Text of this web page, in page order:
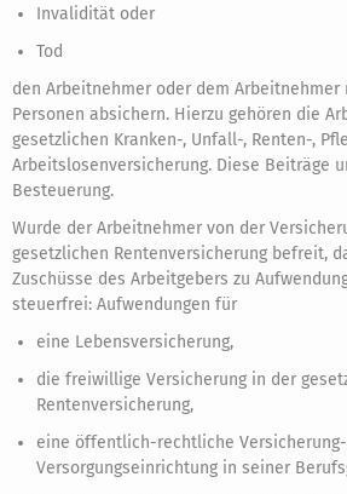
Invalidität oder
Tod
den Arbeitnehmer oder dem Arbeitnehmer
Personen absichern. Hierzu gehören die
gesetzlichen Kranken-, Unfall-, Renten-,
Arbeitslosenversicherung. Diese Beiträge
Besteuerung.
Wurde der Arbeitnehmer von der
gesetzlichen Rentenversicherung befreit,
Zuschüsse des Arbeitgebers zu
steuerfrei: Aufwendungen für
eine Lebensversicherung,
die freiwillige Versicherung in der
Rentenversicherung,
eine öffentlich-rechtliche
Versorgungseinrichtung in seiner